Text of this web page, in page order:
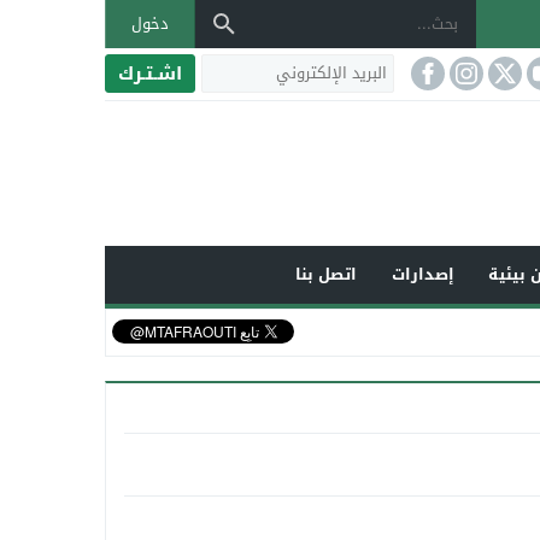
دخول
اشـتـرك
بيئية إصدارات اتصل بنا